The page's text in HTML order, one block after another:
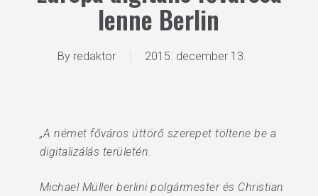
lenne Berlin
By redaktor 2015. december 13.
„A német főváros úttörő szerepet töltene be a
digitalizálás területén.
Michael Müller berlini polgármester és Christian